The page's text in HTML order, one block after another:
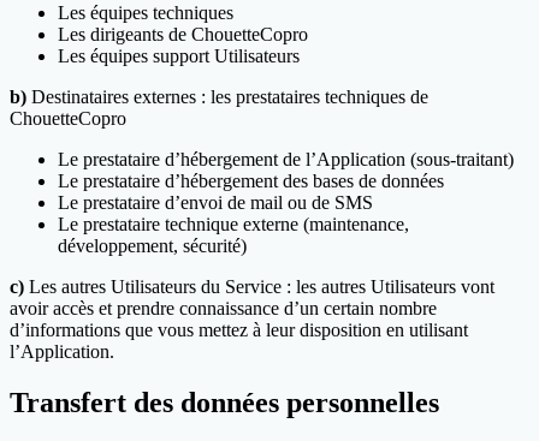
Les équipes techniques
Les dirigeants de ChouetteCopro
Les équipes support Utilisateurs
b) Destinataires externes : les prestataires techniques de
ChouetteCopro
Le prestataire d’hébergement de l’Application (sous-traitant)
Le prestataire d’hébergement des bases de données
Le prestataire d’envoi de mail ou de SMS
Le prestataire technique externe (maintenance,
développement, sécurité)
c) Les autres Utilisateurs du Service : les autres Utilisateurs vont
avoir accès et prendre connaissance d’un certain nombre
d’informations que vous mettez à leur disposition en utilisant
l’Application.
Transfert des données personnelles